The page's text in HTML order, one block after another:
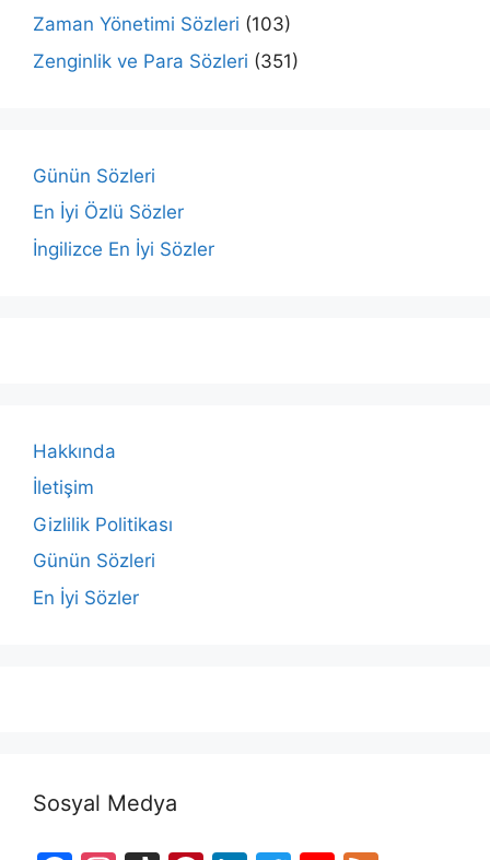
Zaman Yönetimi Sözleri (103)
Zenginlik ve Para Sözleri (351)
Günün Sözleri
En İyi Özlü Sözler
İngilizce En İyi Sözler
Hakkında
İletişim
Gizlilik Politikası
Günün Sözleri
En İyi Sözler
Sosyal Medya